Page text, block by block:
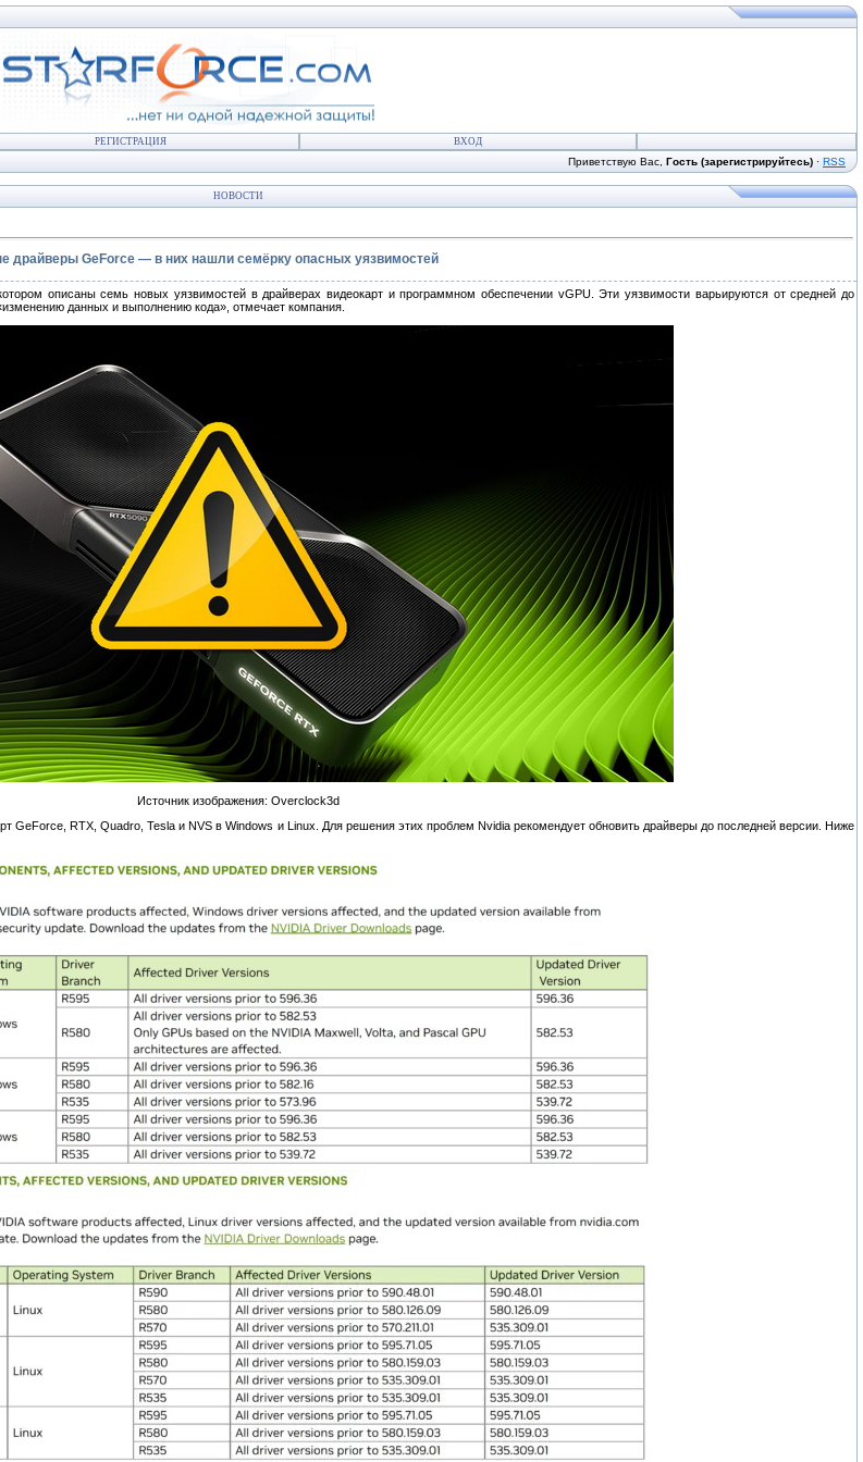
РЕГИСТРАЦИЯ ВХОД
Приветствую Вас, Гость (зарегистрируйтесь) · RSS
НОВОСТИ
драйверы GeForce — в них нашли семёрку опасных уязвимостей
описаны семь новых уязвимостей в драйверах видеокарт и программном обеспечении vGPU. Эти уязвимости варьируются от средней до
данных и выполнению кода», отмечает компания.
Источник изображения: Overclock3d
GeForce, RTX, Quadro, Tesla и NVS в Windows и Linux. Для решения этих проблем Nvidia рекомендует обновить драйверы до последней версии. Ниже